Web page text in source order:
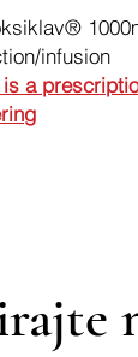
infusion
is a